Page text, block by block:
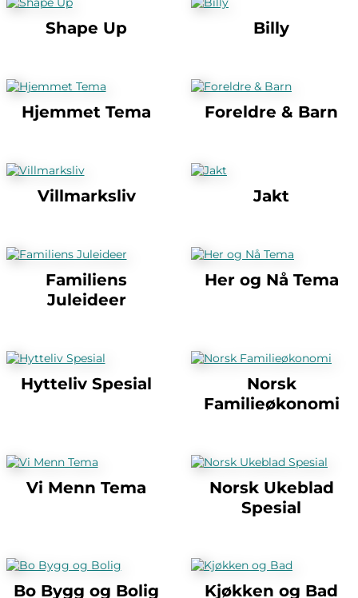
Shape Up Billy
Hjemmet Tema Foreldre & Barn
Villmarksliv Jakt
Familiens
Juleideer
Her og Nå Tema
Hytteliv Spesial
Norsk
Familieøkonomi
Vi Menn Tema
Norsk Ukeblad
Spesial
Bo Bygg og Bolig Kjøkken og Bad